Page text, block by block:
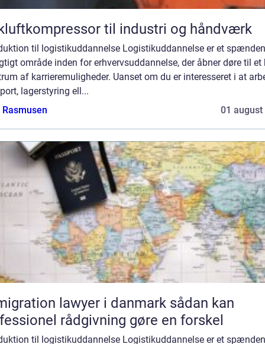
til industri og håndværk
til logistikuddannelse Logistikuddannelse er et
område inden for erhvervsuddannelse, der åbner døre til et
af karrieremuligheder. Uanset om du er interesseret i at
lagerstyring ell...
01 august
lawyer i danmark sådan kan
rådgivning gøre en forskel
til logistikuddannelse Logistikuddannelse er et